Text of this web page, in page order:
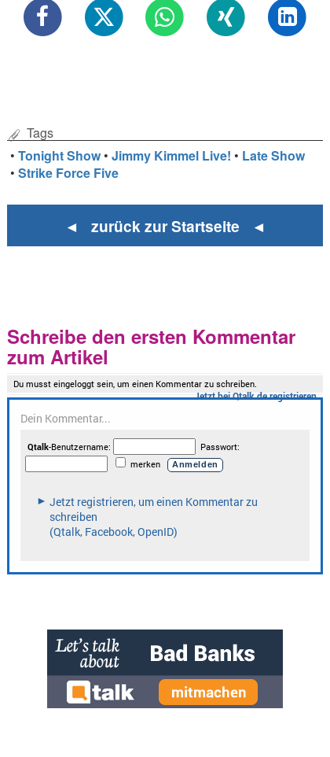
Tags
•Tonight Show •Jimmy Kimmel Live! • Late Show
•Strike Force Five
◄ zurück zur Startseite ◄
Schreibe den ersten Kommentar
zum Artikel